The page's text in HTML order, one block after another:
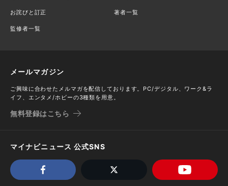
お詫びと訂正 著者一覧
監修者一覧
メールマガジン
ご興味に合わせたメルマガを配信しております。PC/デジタル、ワーク&ラ
イフ、エンタメ/ホビーの3種類を用意。
無料登録はこちら
マイナビニュース 公式SNS